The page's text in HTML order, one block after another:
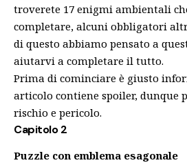
troverete 17 enigmi ambientali
completare, alcuni obbligatori
di questo abbiamo pensato a
aiutarvi a completare il tutto.
Prima di cominciare è giusto
articolo contiene spoiler, dunque
rischio e pericolo.
Capitolo 2
Puzzle con emblema esagonale